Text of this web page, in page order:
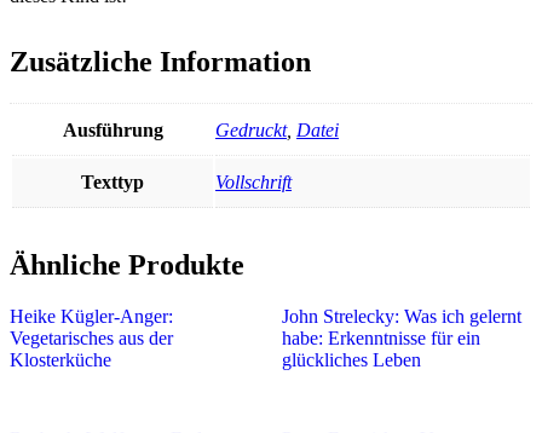
Zusätzliche Information
Ausführung Gedruckt, Datei
Texttyp Vollschrift
Ähnliche Produkte
Heike Kügler-Anger:
Vegetarisches aus der
Klosterküche
John Strelecky: Was ich gelernt
habe: Erkenntnisse für ein
glückliches Leben